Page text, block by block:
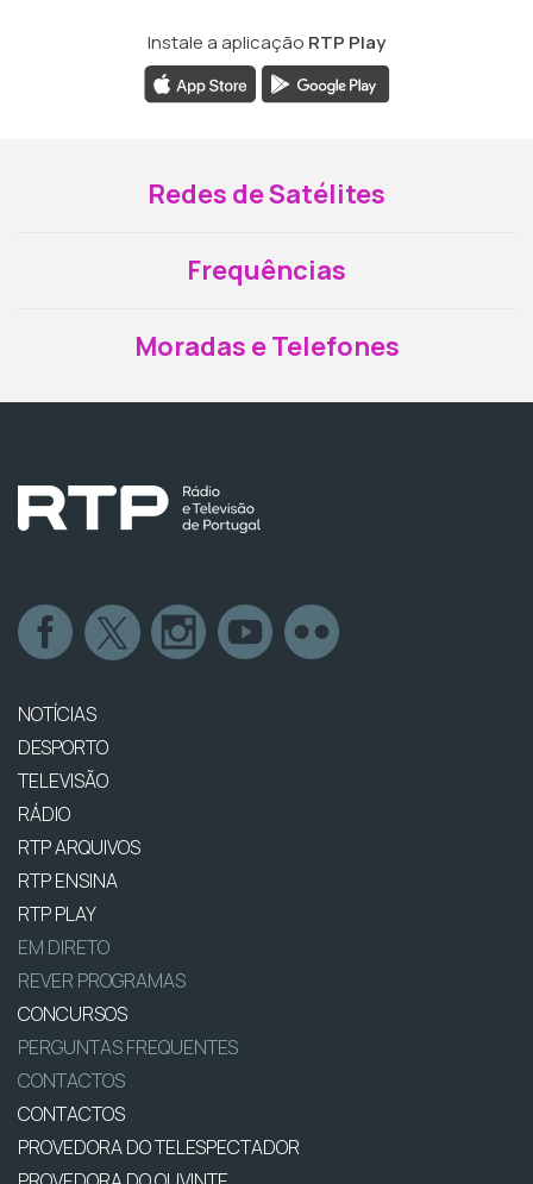
Instale a aplicação RTP Play
Redes de Satélites
Frequências
Moradas e Telefones
NOTÍCIAS
DESPORTO
TELEVISÃO
RÁDIO
RTP ARQUIVOS
RTP ENSINA
RTP PLAY
EM DIRETO
REVER PROGRAMAS
CONCURSOS
PERGUNTAS FREQUENTES
CONTACTOS
CONTACTOS
PROVEDORA DO TELESPECTADOR